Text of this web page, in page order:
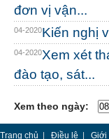
đơn vị vận...
04-2020Kiến nghị
04-2020Xem xét
đào tạo, sát...
Xem theo ngày:
Trang chủ Điều lệ Giới